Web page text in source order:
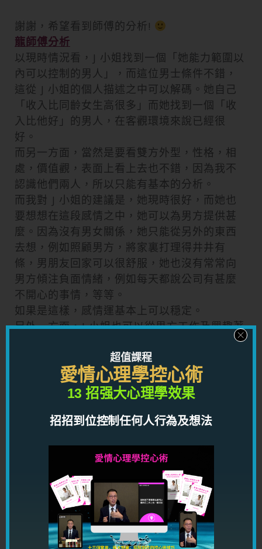
謝謝，希望看到師傅的分析!
龍師傅分析
以現時情況看，J 小姐找到一個「她能力範圍以
內可以控制的男人」，而這位男士條件不錯，
這從 J 小姐的個人描述之中可以解碼。她自己
「收入比同齡女生高很多」而她找到一個「收
入比他好」的男人，在客觀環境來說已經很
好。
而另一方面，當然是要看雙方外型，性格，相
處，價值觀，表面上看上去也不錯，因為我不
認識他們兩人，所以只能有基本的分析。
而我對 J 小姐的建議是，她現時很好，而她也
要想想在這段感情之中，她可以為男方提供甚
麼。因為沒有男女關係，她只能從另外的東西
去想，例如照顧男方，將家裏打理得井井有
條，男朋友回家可以很舒服，她也沒有常常向
男方傾注負面情緒，例如每天都說公司有甚麼
不開心的事情，等等。
如果是這樣，感情運基本上可以穏定。
另外一方面，J 小姐也可以從男方工作及興趣著
手。這樣可以讓女方有更多機會進入男方的世
界。女方可以著力留意男方工作有關的東西，
這是我常說的事情。例如男方是做設計，女方
會否為男方留意最新的設計雜誌，設計網站，
方。又例如男方喜歡打機，女方會否留意到新
這些都是女方可以做的事情。
（謝謝你用心收看文章，免費網誌分享，請讚好以
作為對我的支持。）
（加我進 facebook，讓你從此交上好運：
http://facebook.com/lungchuntin1
超值課程
愛情心理學控心術
13 招强大心理學效果
招招到位控制任何人行為及想法